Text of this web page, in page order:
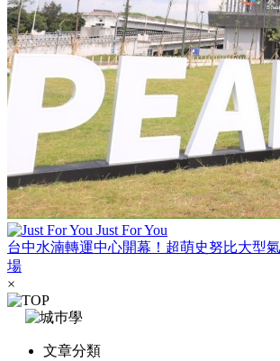
Just For You
台中水湳轉運中心開幕！超萌史努比大型
場
×
文章分類